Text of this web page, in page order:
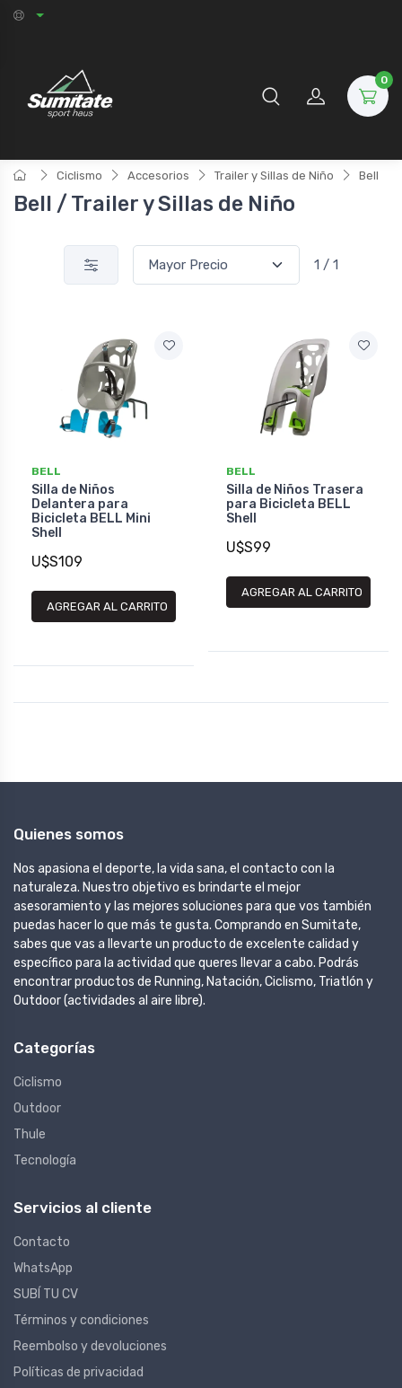
0
Ciclismo Accesorios Trailer y Sillas de Niño Bell
Bell / Trailer y Sillas de Niño
1 / 1
BELL
Silla de Niños
Delantera para
Bicicleta BELL Mini
Shell
U$S109
AGREGAR AL CARRITO
BELL
Silla de Niños Trasera
para Bicicleta BELL
Shell
U$S99
AGREGAR AL CARRITO
Quienes somos
Nos apasiona el deporte, la vida sana, el contacto con la
naturaleza. Nuestro objetivo es brindarte el mejor
asesoramiento y las mejores soluciones para que vos también
puedas hacer lo que más te gusta. Comprando en Sumitate,
sabes que vas a llevarte un producto de excelente calidad y
específico para la actividad que queres llevar a cabo. Podrás
encontrar productos de Running, Natación, Ciclismo, Triatlón y
Outdoor (actividades al aire libre).
Categorías
Ciclismo
Outdoor
Thule
Tecnología
Servicios al cliente
Contacto
WhatsApp
SUBÍ TU CV
Términos y condiciones
Reembolso y devoluciones
Políticas de privacidad